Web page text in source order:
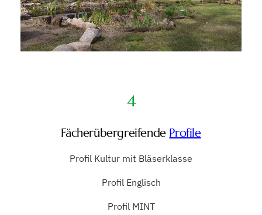
4
Fächerübergreifende Profile
Profil Kultur mit Bläserklasse
Profil Englisch
Profil MINT